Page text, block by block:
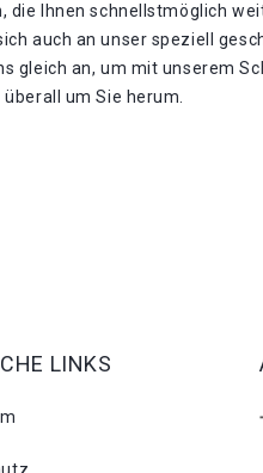
die Ihnen schnellstmöglich
auch an unser speziell
gleich an, um mit unserem
überall um Sie herum.
LINKS